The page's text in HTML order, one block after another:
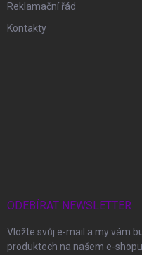
Reklamační řád
Kontakty
ODEBÍRAT NEWSLETTER
Vložte svůj e-mail a my vám
produktech na našem e-